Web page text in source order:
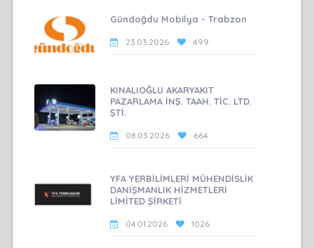
Gündoğdu Mobilya - Trabzon
23.03.2026 499
KINALIOĞLU AKARYAKIT
PAZARLAMA İNŞ. TAAH. TİC. LTD.
ŞTİ.
08.03.2026 664
YFA YERBİLİMLERİ MÜHENDİSLİK
DANIŞMANLIK HİZMETLERİ
LİMİTED ŞİRKETİ
04.01.2026 1026